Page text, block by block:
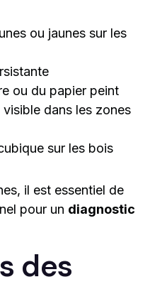
ou jaunes sur les
ou du papier peint
visible dans les zones
sur les bois
il est essentiel de
pour un diagnostic
des